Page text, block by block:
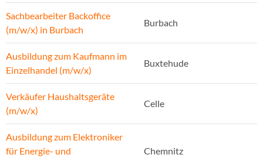
Sachbearbeiter Backoffice
(m/w/x) in Burbach
Burbach
Ausbildung zum Kaufmann im
Einzelhandel (m/w/x)
Buxtehude
Verkäufer Haushaltsgeräte
(m/w/x)
Celle
Ausbildung zum Elektroniker
für Energie- und
Chemnitz